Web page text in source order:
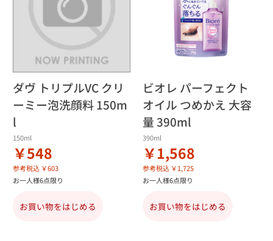
ダヴ トリプルVC クリ
ーミー泡洗顔料 150m
l
150ml
￥548
参考税込 ￥603
お一人様6点限り
お買い物をはじめる
ビオレ パーフェクト
オイル つめかえ 大容
量 390ml
390ml
￥1,568
参考税込 ￥1,725
お一人様6点限り
お買い物をはじめる